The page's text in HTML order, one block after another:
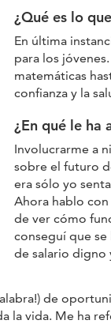
¿Qué es lo
En última
para los
matemáticas
confianza y la
¿En qué le ha
Involucrarme a
sobre el futuro
era sólo yo
Ahora hablo
de ver cómo
conseguí que
de salario digno
de
vida. Me ha